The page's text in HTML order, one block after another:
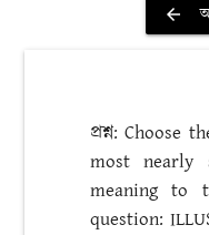
arrow_back
প্রশ্ন: Choose
most
meaning to
question: